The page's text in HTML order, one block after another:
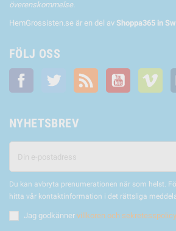
överenskommelse.
HemGrossisten.se är en del av Shoppa365 in
FÖLJ OSS
Facebook Twitter RSS YouTube
NYHETSBREV
Du kan avbryta prenumerationen när som helst.
hitta vår kontaktinformation i det rättsliga
Jag godkänner villkoren och